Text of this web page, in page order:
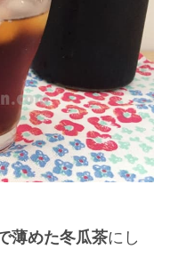
薄めた冬瓜茶にし